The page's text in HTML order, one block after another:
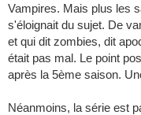
Vampires. Mais plus les
s'éloignait du sujet. De
et qui dit zombies, dit
était pas mal. Le point
après la 5ème saison.
Néanmoins, la série est